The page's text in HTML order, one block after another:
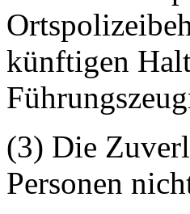
künftigen
(3) Die
Personen